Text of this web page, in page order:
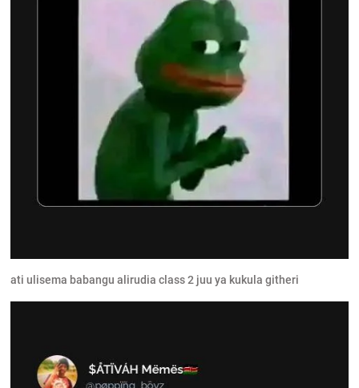
ati ulisema babangu alirudia class 2 juu ya kukula githeri